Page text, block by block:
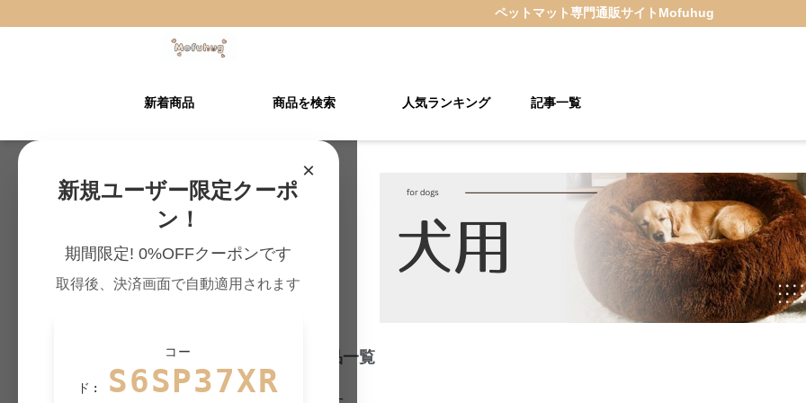
ペットマット専門通販サイト Mofuhug
新着商品 商品を検索 人気ランキング 記事一覧
×
新規ユーザー限定クーポ
ン！
期間限定! 0%OFFクーポンです
取得後、決済画面で自動適用されます
コー
ド: S6SP37XR
犬用 ペットマット 商品一覧
件の商品が見つかりました